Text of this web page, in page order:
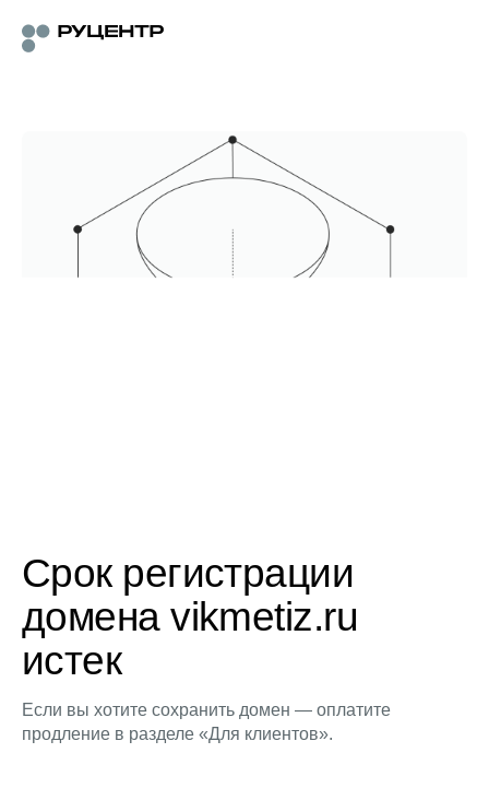
Срок регистрации
домена vikmetiz.ru
истек
Если вы хотите сохранить домен — оплатите
продление в разделе «Для клиентов».